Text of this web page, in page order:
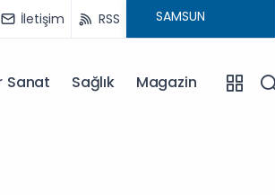
İletişim RSS
Sanat Sağlık Magazin